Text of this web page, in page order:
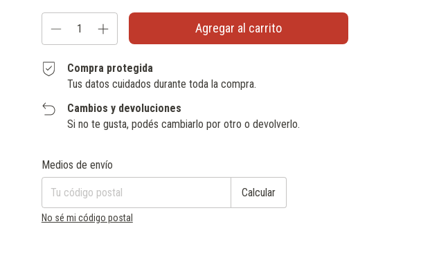
Compra protegida
Tus datos cuidados durante toda la compra.
Cambios y devoluciones
Si no te gusta, podés cambiarlo por otro o devolverlo.
Entregas para el CP:
Medios de envío
Calcular
No sé mi código postal